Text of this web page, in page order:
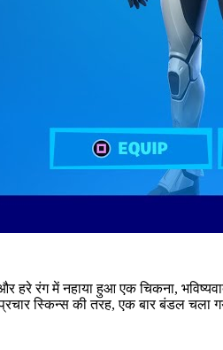
रंग में नहाया हुआ एक चिकना,
स्किन्स की तरह, एक बार बंडल चला